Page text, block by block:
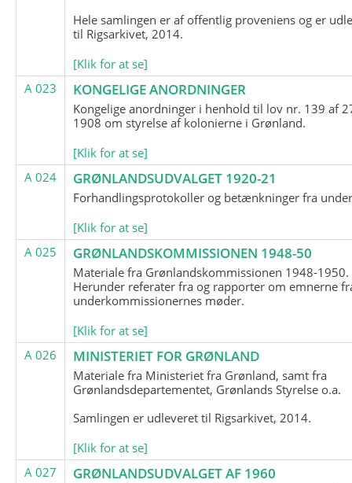
Hele samlingen er af offentlig proveniens og er
til Rigsarkivet, 2014.
[Klik for at se]
A 023
KONGELIGE ANORDNINGER
Kongelige anordninger i henhold til lov nr. 139 af
1908 om styrelse af kolonierne i Grønland.
[Klik for at se]
A 024
GRØNLANDSUDVALGET 1920-21
Forhandlingsprotokoller og betænkninger fra
[Klik for at se]
A 025
GRØNLANDSKOMMISSIONEN 1948-50
Materiale fra Grønlandskommissionen 1948-1950.
Herunder referater fra og rapporter om emnerne
underkommissionernes møder.
[Klik for at se]
A 026
MINISTERIET FOR GRØNLAND
Materiale fra Ministeriet fra Grønland, samt fra
Grønlandsdepartementet, Grønlands Styrelse o.a.
Samlingen er udleveret til Rigsarkivet, 2014.
[Klik for at se]
A 027
GRØNLANDSUDVALGET AF 1960